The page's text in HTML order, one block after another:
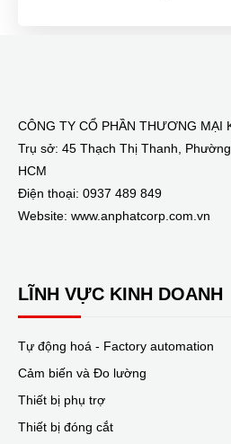
CÔNG TY CỔ PHẦN THƯƠNG MẠI
Trụ sở: 45 Thạch Thị Thanh,
HCM
Điện thoại: 0937 489 849
Website: www.anphatcorp.com.vn
LĨNH VỰC KINH DOANH
Tự động hoá - Factory automation
Cảm biến và Đo lường
Thiết bị phụ trợ
Thiết bị đóng cắt